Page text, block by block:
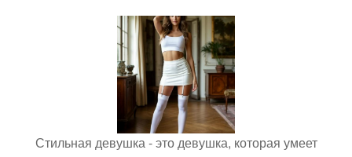
Стильная девушка - это девушка, которая умеет